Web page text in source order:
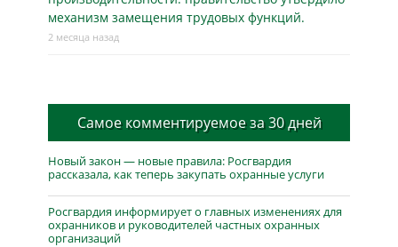
механизм замещения трудовых функций.
2 месяца назад
Самое комментируемое за 30 дней
Новый закон — новые правила: Росгвардия
рассказала, как теперь закупать охранные услуги
Росгвардия информирует о главных изменениях для
охранников и руководителей частных охранных
организаций